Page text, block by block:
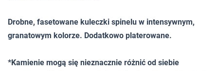
Drobne, fasetowane kuleczki spinelu w intensywnym,
granatowym kolorze. Dodatkowo platerowane.
*Kamienie mogą się nieznacznie różnić od siebie